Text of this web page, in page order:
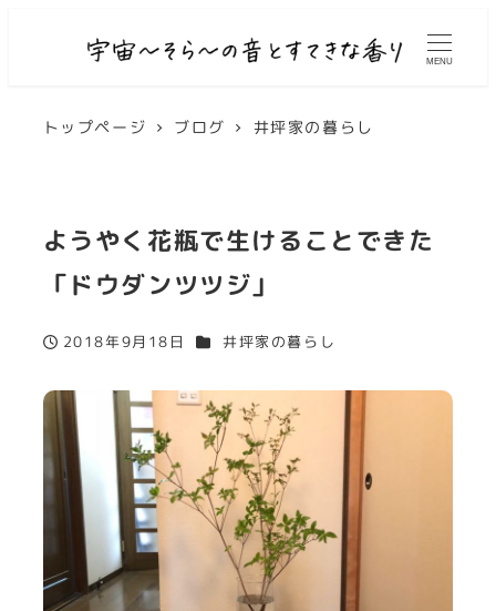
MENU
トップページ ブログ 井坪家の暮らし
ようやく花瓶で生けることできた
「ドウダンツツジ」
投稿日
2018年9月18日 カテゴリー
井坪家の暮らし